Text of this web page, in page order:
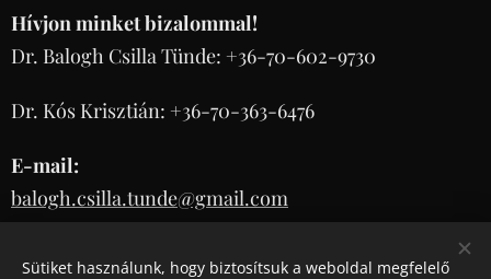
Hívjon minket bizalommal!
Dr. Balogh Csilla Tünde: +36-70-602-9730
Dr. Kós Krisztián: +36-70-363-6476
E-mail:
balogh.csilla.tunde@gmail.com
Sütiket használunk, hogy biztosítsuk a weboldal megfelelő